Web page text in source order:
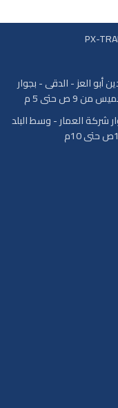
أبو العز - الدقى - بجوار
ص حتى 5 م
شركة العمار - وسط البلد